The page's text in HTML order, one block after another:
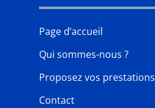
Page d’accueil
Qui sommes-nous ?
Proposez vos prestations
Contact